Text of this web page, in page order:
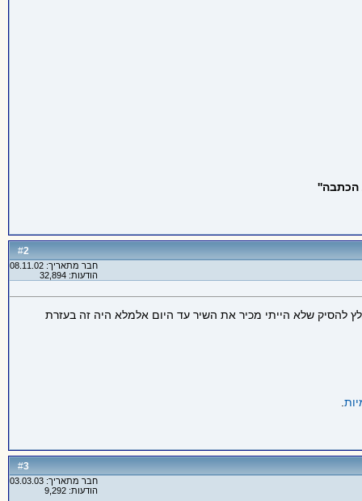
הכתבה''
#
2
חבר מתאריך: 08.11.02
הודעות: 32,894
להסיק שלא הייתי מכיר את השיר עד היום אלמלא היה זה בעזרת
.
#
3
חבר מתאריך: 03.03.03
הודעות: 9,292